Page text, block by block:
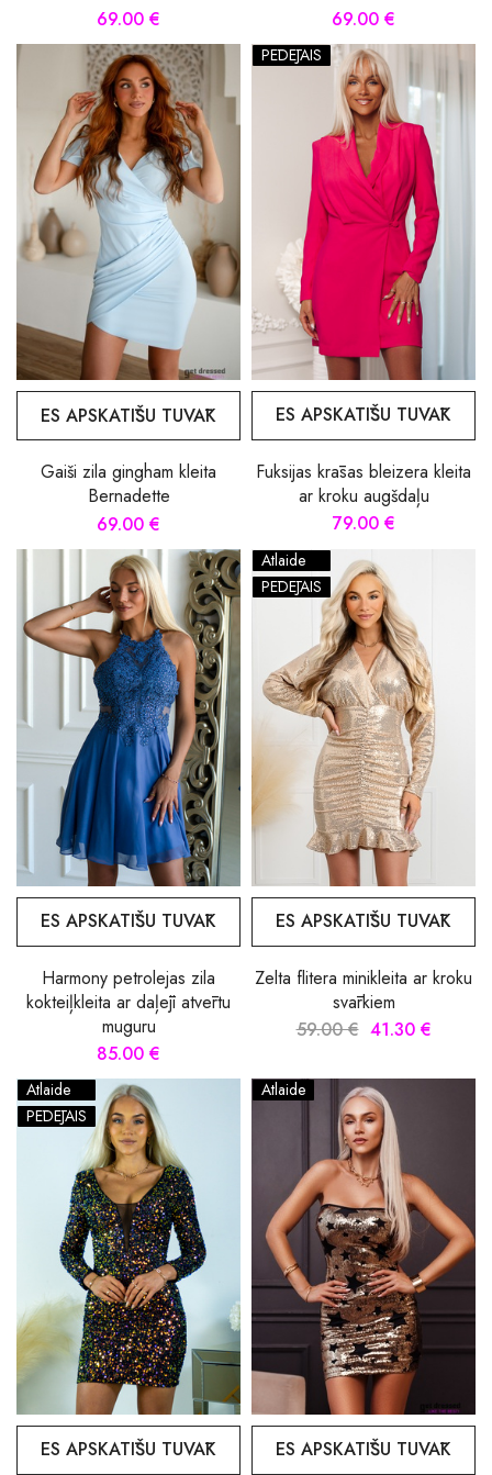
69.00 €
69.00 €
ES APSKATĪŠU TUVĀK
Gaiši zila gingham kleita
Bernadette
69.00 €
PĒDĒJAIS
ES APSKATĪŠU TUVĀK
Fuksijas krāsas bleizera kleita
ar kroku augšdaļu
79.00 €
ES APSKATĪŠU TUVĀK
Harmony petrolejas zila
kokteiļkleita ar daļēji atvērtu
muguru
85.00 €
Atlaide
PĒDĒJAIS
ES APSKATĪŠU TUVĀK
Zelta flitera minikleita ar kroku
svārkiem
59.00 € 41.30 €
Atlaide
PĒDĒJAIS
ES APSKATĪŠU TUVĀK
Atlaide
ES APSKATĪŠU TUVĀK